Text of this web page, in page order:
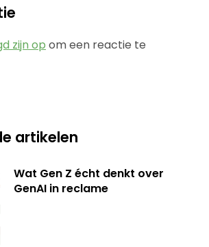
zijn op om een reactie te
artikelen
Wat Gen Z écht denkt over
GenAI in reclame